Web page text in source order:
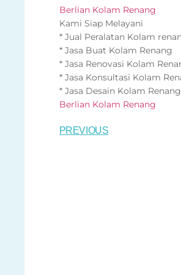
Berlian Kolam Renang
Kami Siap Melayani
* Jual Peralatan Kolam
* Jasa Buat Kolam Renang
* Jasa Renovasi Kolam
* Jasa Konsultasi Kolam
* Jasa Desain Kolam Renang
Berlian Kolam Renang
PREVIOUS